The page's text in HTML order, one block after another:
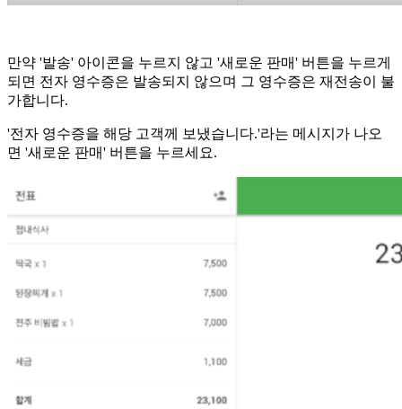
만약 '발송' 아이콘을 누르지 않고 '새로운 판매' 버튼을 누르게
되면 전자 영수증은 발송되지 않으며 그 영수증은 재전송이 불
가합니다.
'전자 영수증을 해당 고객께 보냈습니다.'라는 메시지가 나오
면 '새로운 판매' 버튼을 누르세요.